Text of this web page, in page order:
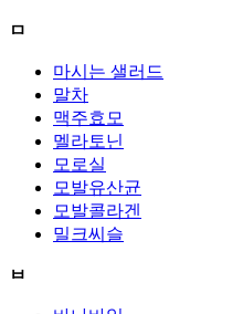
ㅁ
마시는 샐러드
말차
맥주효모
멜라토닌
모로실
모발유산균
모발콜라겐
밀크씨슬
ㅂ